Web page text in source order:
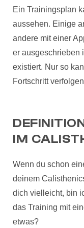
Ein Trainingsplan
aussehen. Einige
andere mit einer
er ausgeschrieben
existiert. Nur so
Fortschritt
IM
Wenn du schon
deinem
dich vielleicht, bin
das Training mit
etwas?